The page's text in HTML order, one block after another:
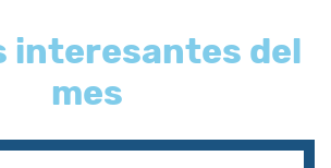
interesantes del
mes